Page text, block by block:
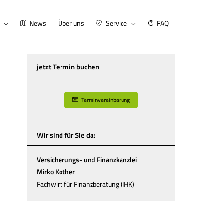
News Über uns Service FAQ
jetzt Termin buchen
Terminvereinbarung
Wir sind für Sie da:
Versicherungs- und Finanzkanzlei
Mirko Kother
Fachwirt für Finanzberatung (IHK)